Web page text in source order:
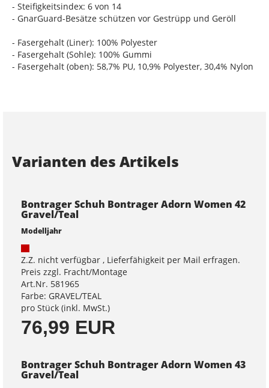
- Steifigkeitsindex: 6 von 14
- GnarGuard-Besätze schützen vor Gestrüpp und Geröll
- Fasergehalt (Liner): 100% Polyester
- Fasergehalt (Sohle): 100% Gummi
- Fasergehalt (oben): 58,7% PU, 10,9% Polyester, 30,4% Nylon
Varianten des Artikels
Bontrager Schuh Bontrager Adorn Women 42
Gravel/Teal
Modelljahr
Z.Z. nicht verfügbar , Lieferfähigkeit per Mail erfragen.
Preis zzgl. Fracht/Montage
Art.Nr. 581965
Farbe: GRAVEL/TEAL
pro Stück (inkl. MwSt.)
76,99 EUR
Bontrager Schuh Bontrager Adorn Women 43
Gravel/Teal